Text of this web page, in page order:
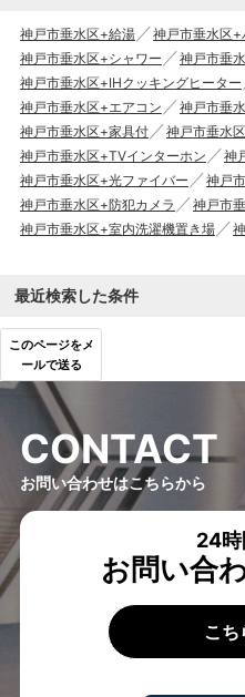
神戸市垂水区+給湯
神戸市垂水区
神戸市垂水区+シャワー
神戸市垂
神戸市垂水区+IHクッキングヒーター
神戸市垂水区+エアコン
神戸市垂
神戸市垂水区+家具付
神戸市垂水
神戸市垂水区+TVインターホン
神
神戸市垂水区+光ファイバー
神戸
神戸市垂水区+防犯カメラ
神戸市
神戸市垂水区+室内洗濯機置き場
最近検索した条件
このページをメ
ールで送る
CONTACT
お問い合わせはこちらから
24時
お問い合
こち